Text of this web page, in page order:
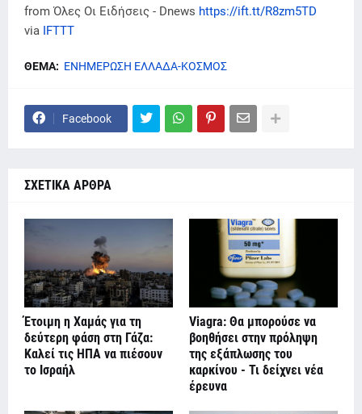
from Όλες Οι Ειδήσεις - Dnews https://ift.tt/R8zm5TD
via IFTTT
ΘΕΜΑ: ΕΝΗΜΕΡΩΣΗ ΕΛΛΑΔΑ-ΚΟΣΜΟΣ
Facebook
ΣΧΕΤΙΚΑ ΑΡΘΡΑ
Έτοιμη η Χαμάς για τη
δεύτερη φάση στη Γάζα:
Καλεί τις ΗΠΑ να πιέσουν
το Ισραήλ
Viagra: Θα μπορούσε να
βοηθήσει στην πρόληψη
της εξάπλωσης του
καρκίνου - Τι δείχνει νέα
έρευνα